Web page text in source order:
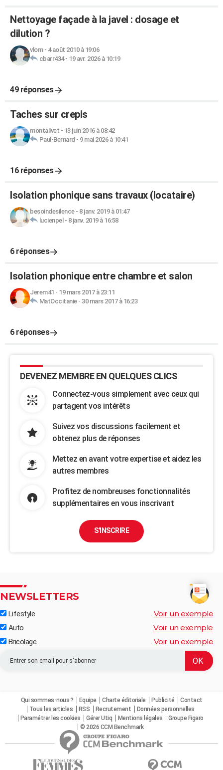
Nettoyage façade à la javel : dosage et
dilution ?
vlom- 4 août 2010 à 19:06
cbarr434- 19 avr. 2026 à 10:19
49 réponses
Taches sur crepis
montalivet - 13 juin 2016 à 08:42
Paul-Bernard - 9 mai 2026 à 10:41
16 réponses
Isolation phonique sans travaux (locataire)
besoindesilence- 8 janv. 2019 à 01:47
lucienpel - 8 janv. 2019 à 16:58
6 réponses
Isolation phonique entre chambre et salon
Jerem41 - 19 mars 2017 à 23:11
MatOccitanie- 30 mars 2017 à 16:23
6 réponses
DEVENEZ MEMBRE EN QUELQUES CLICS
Connectez-vous simplement avec ceux qui
partagent vos intérêts
Suivez vos discussions facilement et
obtenez plus de réponses
Mettez en avant votre expertise et aidez les
autres membres
Profitez de nombreuses fonctionnalités
supplémentaires en vous inscrivant
S'INSCRIRE
NEWSLETTERS
Lifestyle Voir un exemple
Auto Voir un exemple
Bricolage Voir un exemple
Qui sommes-nous ? Equipe Charte éditoriale Publicité
Contact
Tous les articles
RSS Recrutement
Données personnelles
Paramétrer les cookies
Gérer Utiq Mentions légales
Groupe Figaro
© 2026 CCM Benchmark